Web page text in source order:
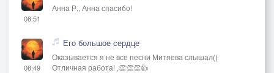
08:51
Анна Р., Анна спасибо!
08:49
Его большое сердце
Оказывается я не все песни Митяева слышал((
Отличная работа! ,👏👏👏👍